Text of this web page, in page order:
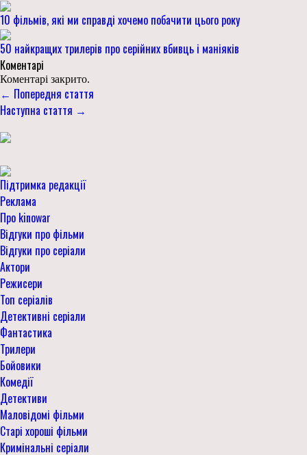
10 фільмів, які ми справді хочемо побачити цього року
50 найкращих трилерів про серійних вбивць і маніяків
Коментарі
Коментарі закрито.
← Попередня стаття
Наступна стаття →
Підтримка редакції
Реклама
Про kinowar
Відгуки про фільми
Відгуки про серіали
Актори
Режисери
Топ серіалів
Детективні серіали
Фантастика
Трилери
Бойовики
Комедії
Детективи
Маловідомі фільми
Старі хороші фільми
Кримінальні серіали